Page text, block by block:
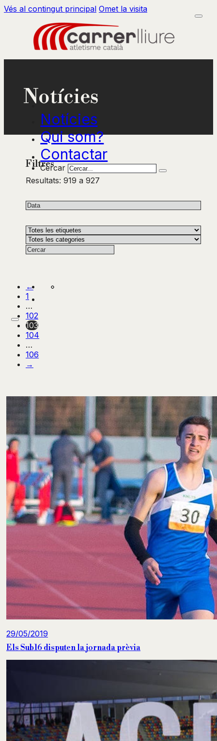
Vés al contingut principal Omet la visita
Notícies
Qui som?
Contactar
Cercar
Notícies
Filtres
Resultats: 919 a 927
←
1
…
102
103
104
…
106
→
29/05/2019
Els Sub16 disputen la jornada prèvia